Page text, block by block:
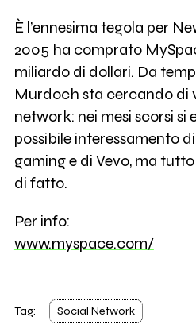
È l’ennesima tegola per
2005 ha comprato
miliardo di dollari. Da
Murdoch sta cercando di
network: nei mesi scorsi si
possibile interessamento
gaming e di Vevo, ma
di fatto.
Per info:
www.myspace.com/
Tag: Social Network